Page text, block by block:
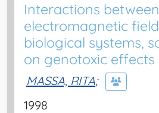
Interactions between
electromagnetic
biological systems,
on genotoxic effects
MASSA, RITA;
1998